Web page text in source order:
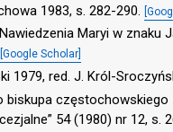
1983, s. 282-290.
Maryi w znaku
[Google Scholar]
1979, red. J. Król-
biskupa
54 (1980) nr 12, s.